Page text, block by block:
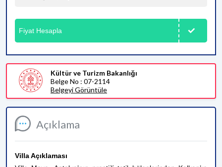
Açıklama
Villa Açıklaması
Fiyat Hesapla
Kültür ve Turizm Bakanlığı
Belge No : 07-2114
Belgeyi Görüntüle